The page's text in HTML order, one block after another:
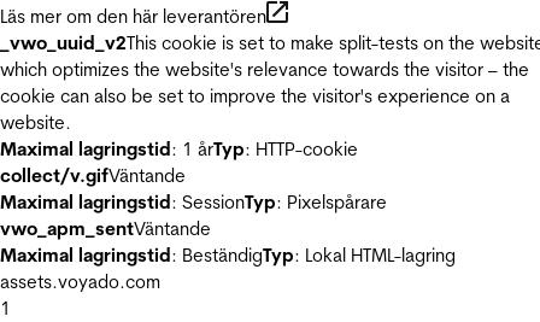
Läs mer om den här leverantören
_vwo_uuid_v2This cookie is set to make split-tests on the
which optimizes the website's relevance towards the visitor – the
cookie can also be set to improve the visitor's experience on a
website.
Maximal lagringstid: 1 årTyp: HTTP-cookie
collect/v.gifVäntande
Maximal lagringstid: SessionTyp: Pixelspårare
vwo_apm_sentVäntande
Maximal lagringstid: BeständigTyp: Lokal HTML-lagring
assets.voyado.com
1